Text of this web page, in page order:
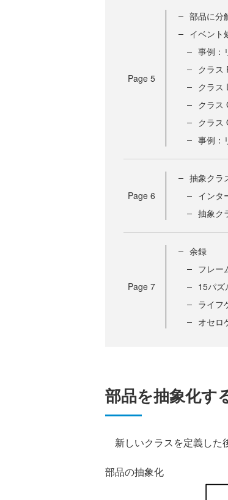
Page 5
部品に分
イベント
事例：
クラス
クラス
クラス
クラス
事例：
Page 6
抽象クラ
インタ
抽象ク
Page 7
余録
フレー
15パズ
ライフ
オセロ
部品を抽象化す
新しいクラスを定義した
部品の抽象化